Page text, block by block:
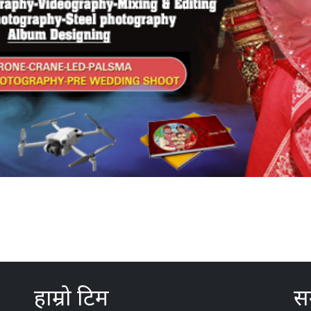
हाम्रो टिम